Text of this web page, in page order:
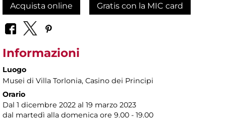
Acquista online Gratis con la MIC card
Informazioni
Luogo
Musei di Villa Torlonia, Casino dei Principi
Orario
Dal 1 dicembre 2022 al 19 marzo 2023
dal martedì alla domenica ore 9.00 - 19.00